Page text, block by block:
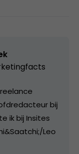
bij
ik bij Insites
Leo